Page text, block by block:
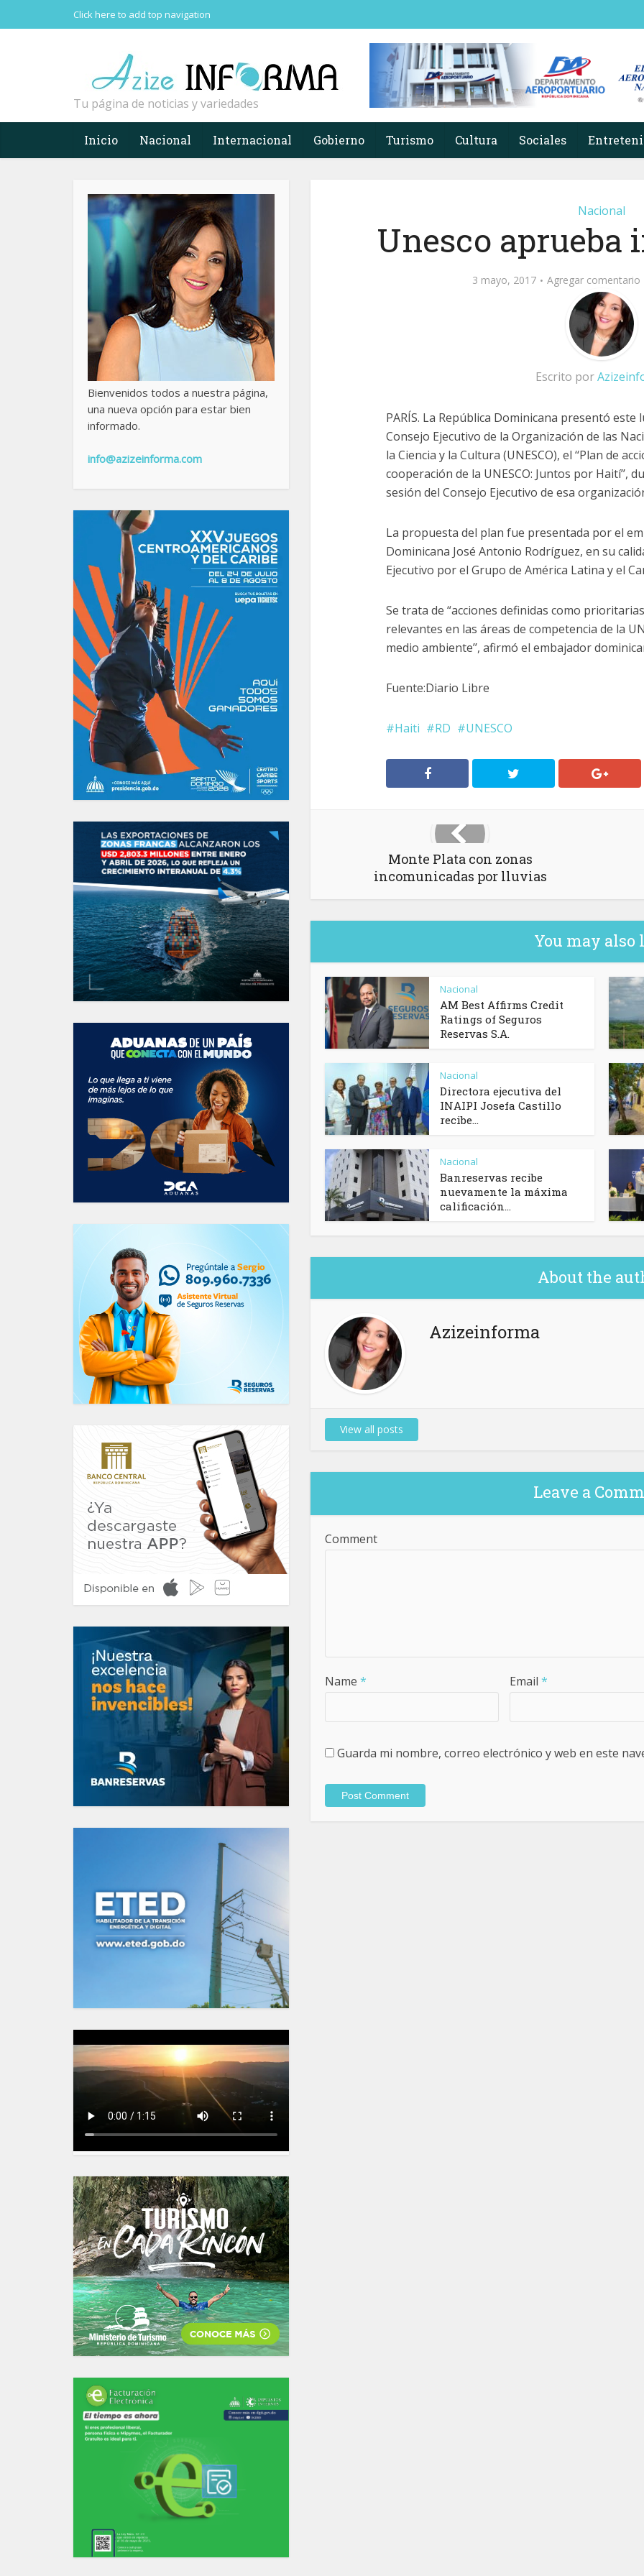
Click here to add top navigation
Tu página de noticias y variedades
Inicio Nacional Internacional Gobierno Turismo Cultura Sociales
Bienvenidos todos a nuestra página,
una nueva opción para estar bien
informado.
info@azizeinforma.com
Nacional
Unesco aprueba
3 mayo, 2017 Agregar comentario
Escrito por
PARÍS. La República Dominicana presentó
Consejo Ejecutivo de la Organización de las
la Ciencia y la Cultura (UNESCO), el ‘‘Plan de
cooperación de la UNESCO: Juntos por Haití’’,
sesión del Consejo Ejecutivo de esa
La propuesta del plan fue presentada por el
Dominicana José Antonio Rodríguez, en su
Ejecutivo por el Grupo de América Latina y el
Se trata de “acciones definidas como
relevantes en las áreas de competencia de la
medio ambiente’’, afirmó el embajador
Fuente:Diario Libre
Haiti RD UNESCO
Monte Plata con zonas
incomunicadas por lluvias
You may also
Nacional
AM Best Affirms Credit
Ratings of Seguros
Reservas S.A.
Nacional
Directora ejecutiva del
INAIPI Josefa Castillo
recibe...
Nacional
Banreservas recibe
nuevamente la máxima
calificación...
About the
Azizeinforma
View all posts
Leave a
Comment
Name * Email *
Guarda mi nombre, correo electrónico y web en este